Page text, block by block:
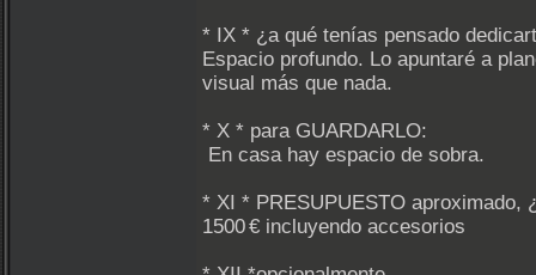
* IX * ¿a qué tenías pensado
Espacio profundo. Lo apuntaré a
visual más que nada.
* X * para GUARDARLO:
En casa hay espacio de sobra.
* XI * PRESUPUESTO aproximado,
1500 € incluyendo accesorios